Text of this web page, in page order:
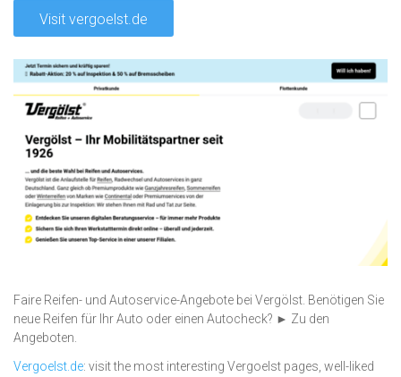
Visit vergoelst.de
Faire Reifen- und Autoservice-Angebote bei Vergölst. Benötigen Sie
neue Reifen für Ihr Auto oder einen Autocheck? ► Zu den
Angeboten.
Vergoelst.de: visit the most interesting Vergoelst pages, well-liked